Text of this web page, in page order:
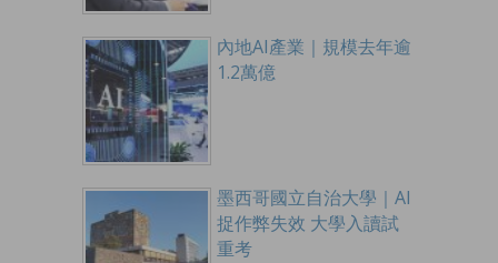
內地AI產業｜規模去年逾
1.2萬億
墨西哥國立自治大學｜AI
捉作弊失效 大學入讀試
重考